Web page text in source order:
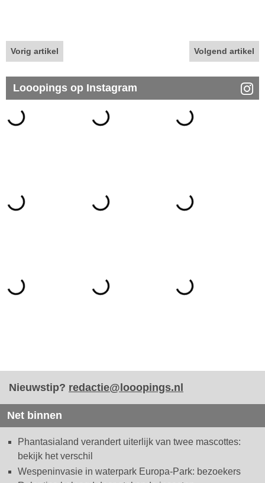
Vorig artikel Volgend artikel
Looopings op Instagram
Nieuwstip? redactie@looopings.nl
Net binnen
Phantasialand verandert uiterlijk van twee mascottes:
bekijk het verschil
Wespeninvasie in waterpark Europa-Park: bezoekers